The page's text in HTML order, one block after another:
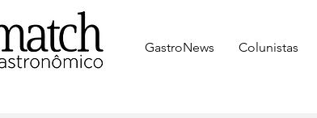
GastroNews Colunistas